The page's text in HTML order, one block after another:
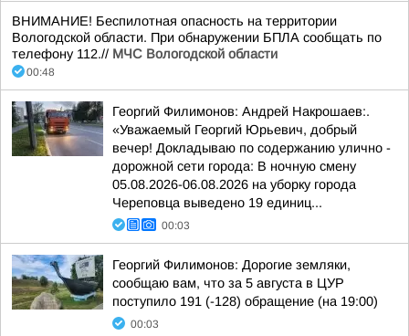
ВНИМАНИЕ! Беспилотная опасность на территории
Вологодской области. При обнаружении БПЛА сообщать по
телефону 112.// МЧС Вологодской области
00:48
Георгий Филимонов: Андрей Накрошаев:.
«Уважаемый Георгий Юрьевич, добрый
вечер! Докладываю по содержанию улично -
дорожной сети города: В ночную смену
05.08.2026-06.08.2026 на уборку города
Череповца выведено 19 единиц...
00:03
Георгий Филимонов: Дорогие земляки,
сообщаю вам, что за 5 августа в ЦУР
поступило 191 (-128) обращение (на 19:00)
00:03